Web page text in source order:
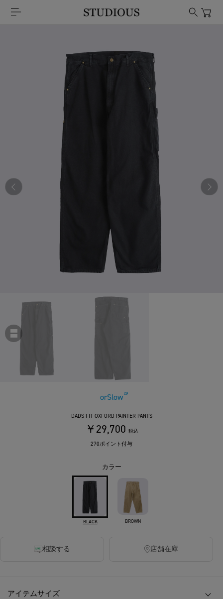
orSlow
DADS FIT OXFORD PAINTER PANTS
￥29,700 税込
270ポイント付与
カラー
BLACK BROWN
相談する 店舗在庫
アイテムサイズ